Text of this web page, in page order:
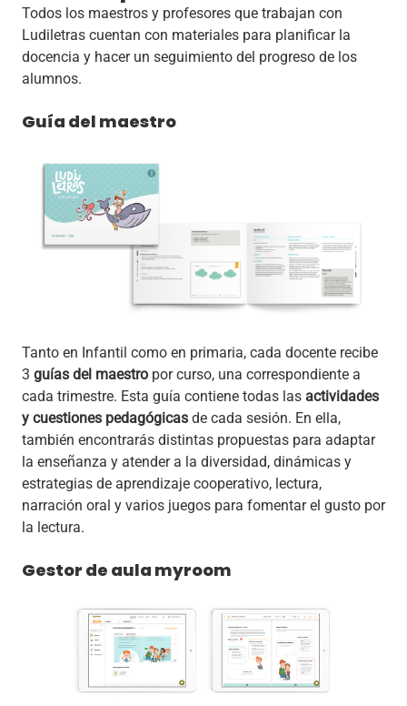
Todos los maestros y profesores que trabajan con
Ludiletras cuentan con materiales para planificar la
docencia y hacer un seguimiento del progreso de los
alumnos.
Guía del maestro
Tanto en Infantil como en primaria, cada docente recibe
3 guías del maestro por curso, una correspondiente a
cada trimestre. Esta guía contiene todas las actividades
y cuestiones pedagógicas de cada sesión. En ella,
también encontrarás distintas propuestas para adaptar
la enseñanza y atender a la diversidad, dinámicas y
estrategias de aprendizaje cooperativo, lectura,
narración oral y varios juegos para fomentar el gusto por
la lectura.
Gestor de aula myroom